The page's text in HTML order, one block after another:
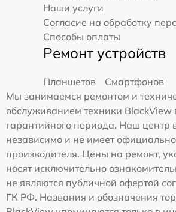
Наши услуги
Согласие на обработку
Способы оплаты
Ремонт устройств
Планшетов
Смартфонов
Мы занимаемся ремонтом и
обслуживанием техники BlackView
гарантийного периода. Наш центр
независимо и не имеет
производителя. Цены на ремонт,
носят исключительно
не являются публичной офертой
ГК РФ. Названия и обозначения